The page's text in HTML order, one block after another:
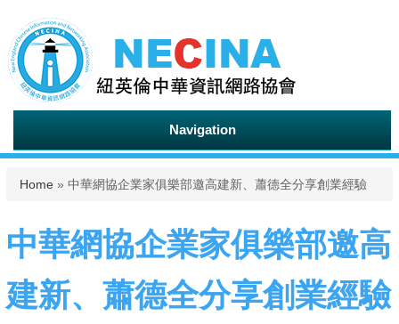
Navigation
You are here
Home » 中華網協企業家俱樂部邀高建新、蕭德全分享創業經驗
中華網協企業家俱樂部邀高
建新、蕭德全分享創業經驗